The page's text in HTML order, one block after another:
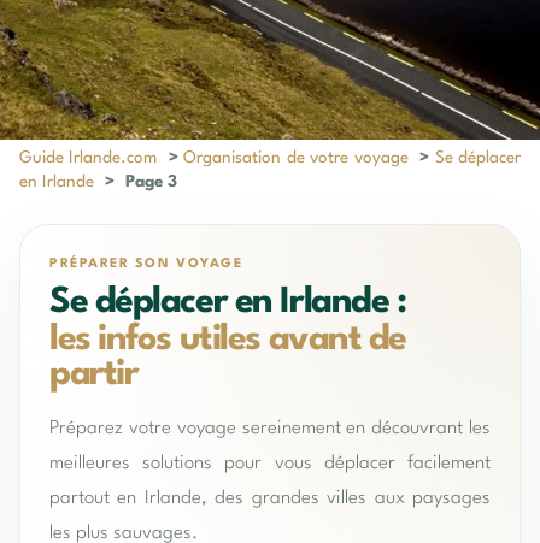
Guide Irlande.com >Organisation de votre voyage > Se déplacer
en Irlande
> Page 3
PRÉPARER SON VOYAGE
Se déplacer en Irlande :
les infos utiles avant de
partir
Préparez votre voyage sereinement en découvrant les
meilleures solutions pour vous déplacer facilement
partout en Irlande, des grandes villes aux paysages
les plus sauvages.